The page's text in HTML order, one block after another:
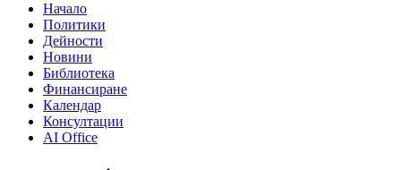
Начало
Политики
Дейности
Новини
Библиотека
Финансиране
Календар
Консултации
AI Office